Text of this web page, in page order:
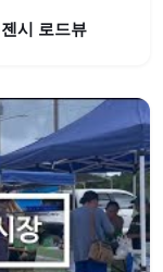
시 로드뷰